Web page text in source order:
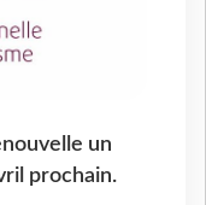
un
prochain.